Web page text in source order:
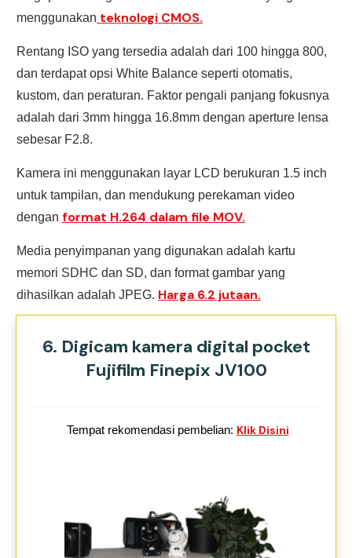
menggunakan teknologi CMOS.
Rentang ISO yang tersedia adalah dari 100 hingga 800,
dan terdapat opsi White Balance seperti otomatis,
kustom, dan peraturan. Faktor pengali panjang fokusnya
adalah dari 3mm hingga 16.8mm dengan aperture lensa
sebesar F2.8.
Kamera ini menggunakan layar LCD berukuran 1.5 inch
untuk tampilan, dan mendukung perekaman video
dengan format H.264 dalam file MOV.
Media penyimpanan yang digunakan adalah kartu
memori SDHC dan SD, dan format gambar yang
dihasilkan adalah JPEG. Harga 6.2 jutaan.
6. Digicam kamera digital pocket
Fujifilm Finepix JV100
Tempat rekomendasi pembelian: Klik Disini